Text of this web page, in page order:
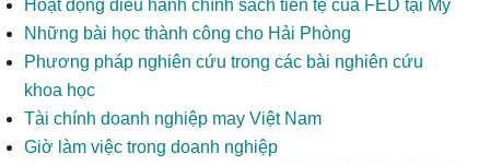
Hoạt động điều hành chính sách tiền tệ của FED tại Mỹ
Những bài học thành công cho Hải Phòng
Phương pháp nghiên cứu trong các bài nghiên cứu
khoa học
Tài chính doanh nghiệp may Việt Nam
Giờ làm việc trong doanh nghiệp